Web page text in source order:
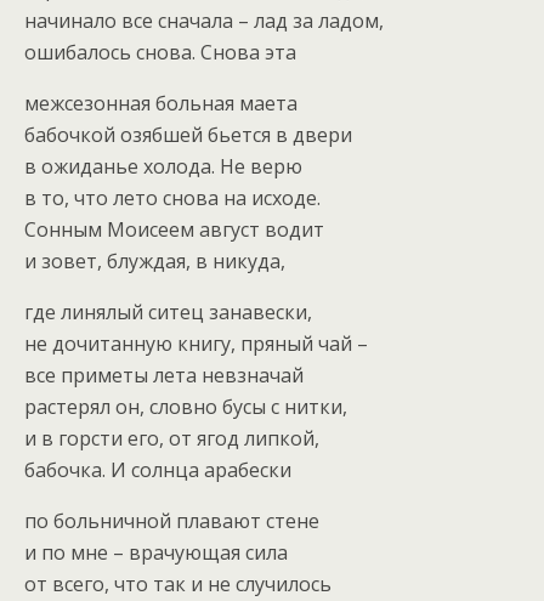
начинало все сначала – лад за ладом,
ошибалось снова. Снова эта
межсезонная больная маета
бабочкой озябшей бьется в двери
в ожиданье холода. Не верю
в то, что лето снова на исходе.
Сонным Моисеем август водит
и зовет, блуждая, в никуда,
где линялый ситец занавески,
не дочитанную книгу, пряный чай –
все приметы лета невзначай
растерял он, словно бусы с нитки,
и в горсти его, от ягод липкой,
бабочка. И солнца арабески
по больничной плавают стене
и по мне – врачующая сила
от всего, что так и не случилось